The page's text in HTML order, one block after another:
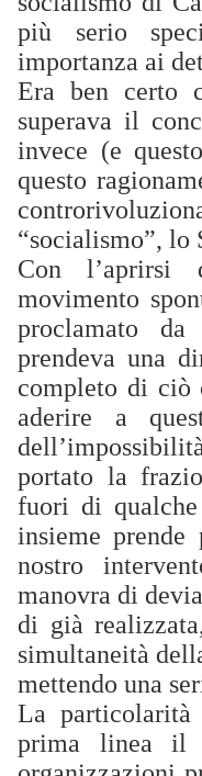
più serio
importanza ai
Era ben certo
superava il
invece (e
questo
“socialismo”, lo
Con l’aprirsi
movimento
proclamato
prendeva una
completo di ciò
aderire a
portato la
fuori di
insieme prende
nostro
manovra di
di già
simultaneità
mettendo una
La particolarità
prima linea il